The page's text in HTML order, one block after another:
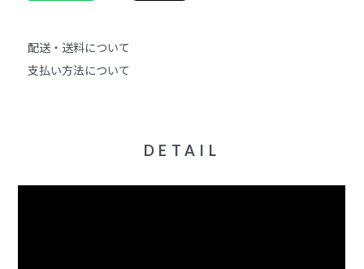
配送・送料について
支払い方法について
DETAIL